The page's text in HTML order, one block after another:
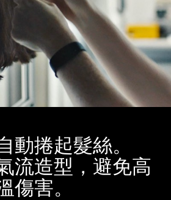
動捲起髮絲。
流造型，避免高
傷害。